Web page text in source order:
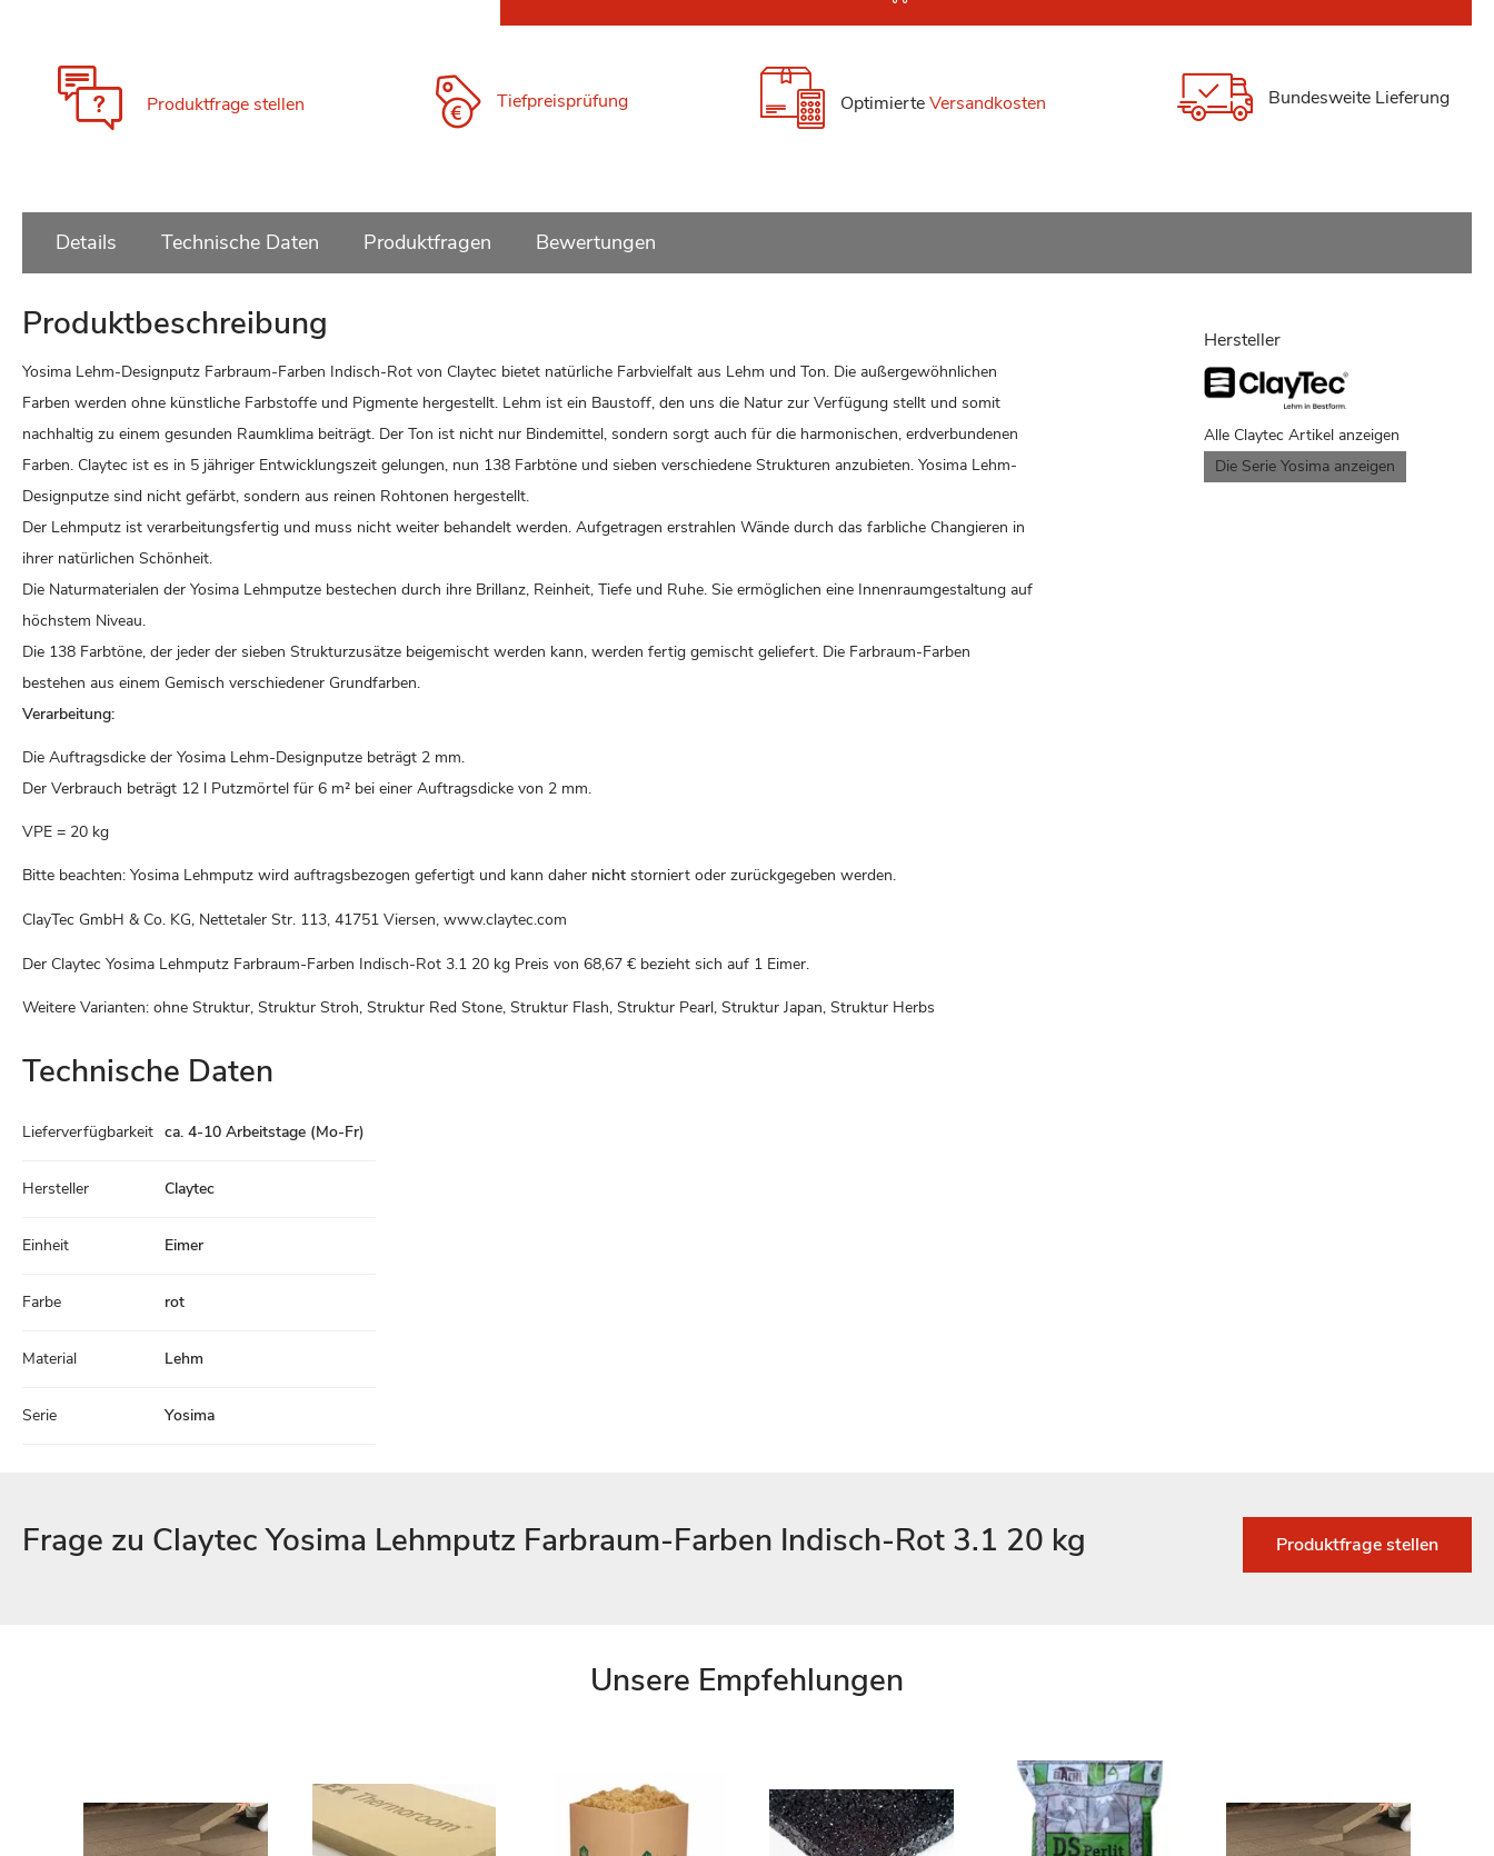
Bildgalerie
springen
Produktfrage stellen Tiefpreisprüfung OptimierteVersandkosten Bundesweite Lieferung
Details Technische Daten Produktfragen Bewertungen
Hersteller
Alle Claytec Artikel anzeigen
Die Serie Yosima anzeigen
Produktbeschreibung
Yosima Lehm-Designputz Farbraum-Farben Indisch-Rot von Claytec bietet natürliche Farbvielfalt aus Lehm und Ton. Die außergewöhnlichen
Farben werden ohne künstliche Farbstoffe und Pigmente hergestellt. Lehm ist ein Baustoff, den uns die Natur zur Verfügung stellt und somit
nachhaltig zu einem gesunden Raumklima beiträgt. Der Ton ist nicht nur Bindemittel, sondern sorgt auch für die harmonischen, erdverbundenen
Farben. Claytec ist es in 5 jähriger Entwicklungszeit gelungen, nun 138 Farbtöne und sieben verschiedene Strukturen anzubieten. Yosima Lehm-
Designputze sind nicht gefärbt, sondern aus reinen Rohtonen hergestellt.
Der Lehmputz ist verarbeitungsfertig und muss nicht weiter behandelt werden. Aufgetragen erstrahlen Wände durch das farbliche Changieren in
ihrer natürlichen Schönheit.
Die Naturmaterialen der Yosima Lehmputze bestechen durch ihre Brillanz, Reinheit, Tiefe und Ruhe. Sie ermöglichen eine Innenraumgestaltung auf
höchstem Niveau.
Die 138 Farbtöne, der jeder der sieben Strukturzusätze beigemischt werden kann, werden fertig gemischt geliefert. Die Farbraum-Farben
bestehen aus einem Gemisch verschiedener Grundfarben.
Verarbeitung:
Die Auftragsdicke der Yosima Lehm-Designputze beträgt 2 mm.
Der Verbrauch beträgt 12 l Putzmörtel für 6 m² bei einer Auftragsdicke von 2 mm.
VPE = 20 kg
Bitte beachten: Yosima Lehmputz wird auftragsbezogen gefertigt und kann daher nicht storniert oder zurückgegeben werden.
ClayTec GmbH & Co. KG, Nettetaler Str. 113, 41751 Viersen, www.claytec.com
Der Claytec Yosima Lehmputz Farbraum-Farben Indisch-Rot 3.1 20 kg Preis von 68,67 € bezieht sich auf 1 Eimer.
Weitere Varianten: ohne Struktur, Struktur Stroh, Struktur Red Stone, Struktur Flash, Struktur Pearl, Struktur Japan, Struktur Herbs
Technische Daten
Daten
Lieferverfügbarkeit ca. 4-10 Arbeitstage (Mo-Fr)
Hersteller Claytec
Einheit Eimer
Farbe rot
Material Lehm
Serie Yosima
Frage zu Claytec Yosima Lehmputz Farbraum-Farben Indisch-Rot 3.1 20 kg Produktfrage stellen
Unsere Empfehlungen